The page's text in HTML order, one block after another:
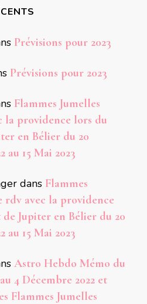
Prévisions pour 2023
Prévisions pour 2023
Flammes Jumelles
la providence lors du
en Bélier du 20
au 15 Mai 2023
dans Flammes
rdv avec la providence
Jupiter en Bélier du 20
au 15 Mai 2023
Astro Hebdo Mémo du
4 Décembre 2022 et
Flammes Jumelles